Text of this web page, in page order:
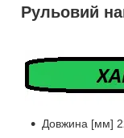
Рульовий
Довжина [мм]